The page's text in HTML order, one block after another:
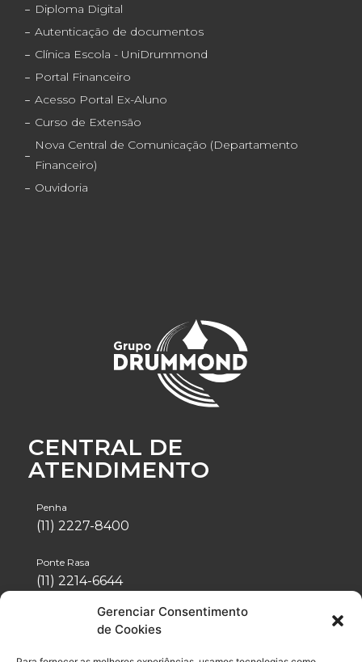
Gerenciar Consentimento
de Cookies
Diploma Digital
Autenticação de documentos
Clínica Escola - UniDrummond
Portal Financeiro
Acesso Portal Ex-Aluno
Curso de Extensão
Nova Central de Comunicação (Departamento
Financeiro)
Ouvidoria
CENTRAL DE
ATENDIMENTO
Penha
(11) 2227-8400
Ponte Rasa
(11) 2214-6644
(11) 2942-1488